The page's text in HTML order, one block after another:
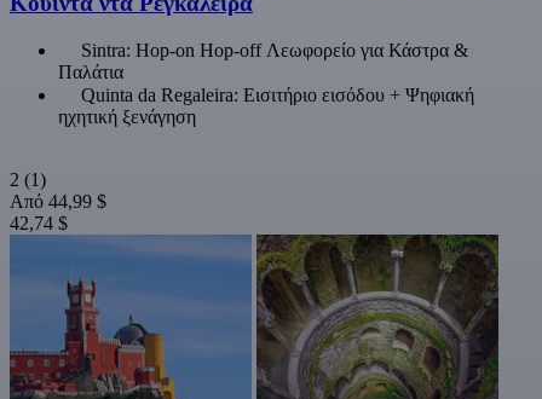
Sintra: Hop-on Hop-off Λεωφορείο για Κάστρα &
Παλάτια
Quinta da Regaleira: Εισιτήριο εισόδου + Ψηφιακή
ηχητική ξενάγηση
2 (1)
Από 44,99 $
42,74 $